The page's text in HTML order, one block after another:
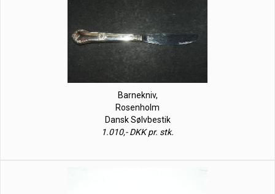
Barnekniv,
Rosenholm
Dansk Sølvbestik
1.010,- DKK pr. stk.